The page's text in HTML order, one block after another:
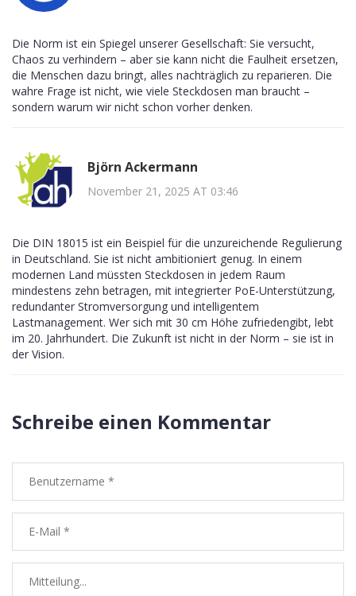
Die Norm ist ein Spiegel unserer Gesellschaft: Sie versucht,
Chaos zu verhindern – aber sie kann nicht die Faulheit ersetzen,
die Menschen dazu bringt, alles nachträglich zu reparieren. Die
wahre Frage ist nicht, wie viele Steckdosen man braucht –
sondern warum wir nicht schon vorher denken.
Björn Ackermann
November 21, 2025 AT 03:46
Die DIN 18015 ist ein Beispiel für die unzureichende Regulierung
in Deutschland. Sie ist nicht ambitioniert genug. In einem
modernen Land müssten Steckdosen in jedem Raum
mindestens zehn betragen, mit integrierter PoE-Unterstützung,
redundanter Stromversorgung und intelligentem
Lastmanagement. Wer sich mit 30 cm Höhe zufriedengibt, lebt
im 20. Jahrhundert. Die Zukunft ist nicht in der Norm – sie ist in
der Vision.
Schreibe einen Kommentar